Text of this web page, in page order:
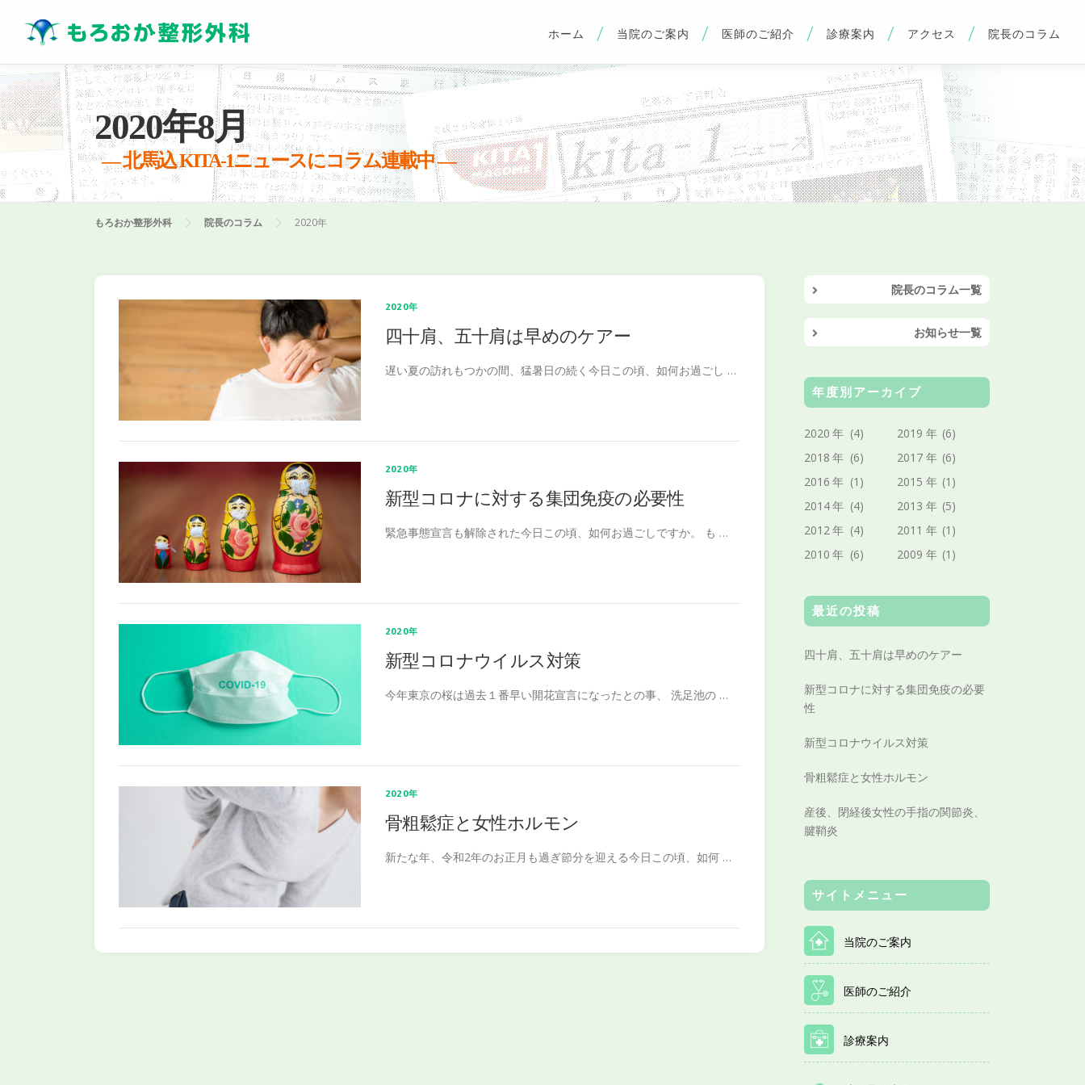
ン
ツ
へ
ス
キ
ッ
プ
ホーム 当院のご案内 医師のご紹介 診療案内 アクセス 院長のコラム
2020年8月
― 北馬込 KITA-1ニュースにコラム連載中 ―
もろおか整形外科 院長のコラム 2020年
2020年
四十肩、五十肩は早めのケアー
遅い夏の訪れもつかの間、猛暑日の続く今日この頃、如何お過ごし …
2020年
新型コロナに対する集団免疫の必要性
緊急事態宣言も解除された今日この頃、如何お過ごしですか。 も …
2020年
新型コロナウイルス対策
今年東京の桜は過去１番早い開花宣言になったとの事、 洗足池の …
2020年
骨粗鬆症と女性ホルモン
新たな年、令和2年のお正月も過ぎ節分を迎える今日この頃、如何 …
院長のコラム一覧
お知らせ一覧
年度別アーカイブ
2020 (4)
年 2019 (6)
年
2018
(6)
年 2017 (6)
年
2016
(1)
年 2015 (1)
年
2014
(4)
年 2013 (5)
年
2012
(4)
年 2011 (1)
年
2010
(6)
年 2009 (1)
年
最近の投稿
四十肩、五十肩は早めのケアー
新型コロナに対する集団免疫の必要
性
新型コロナウイルス対策
骨粗鬆症と女性ホルモン
産後、閉経後女性の手指の関節炎、
腱鞘炎
サイトメニュー
当院のご案内
医師のご紹介
診療案内